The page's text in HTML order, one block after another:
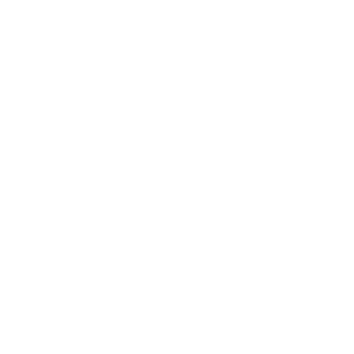
vousky pomáhají
kočka vejde do
→